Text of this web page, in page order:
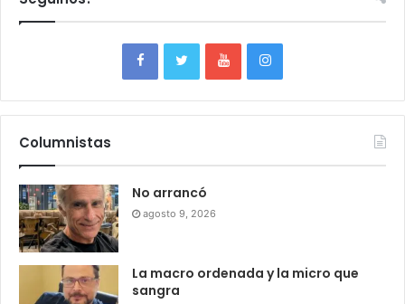
Columnistas
No arrancó
agosto 9, 2026
La macro ordenada y la micro que
sangra